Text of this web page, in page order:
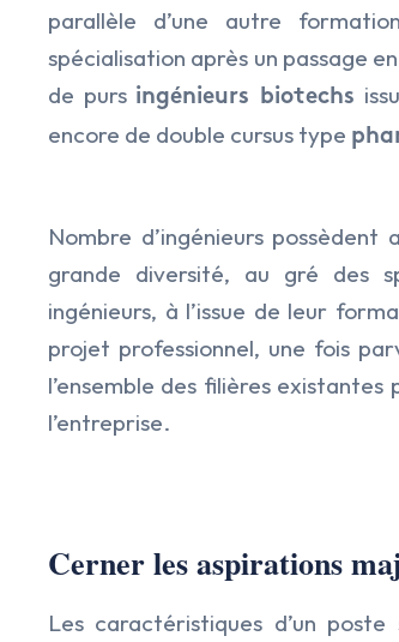
parallèle d’une autre
spécialisation après un passage
de purs ingénieurs biotechs
encore de double cursus type
Nombre d’ingénieurs
grande diversité, au gré des
ingénieurs, à l’issue de leur
projet professionnel, une fois
l’ensemble des filières
l’entreprise.
Cerner les aspirations
Les caractéristiques d’un poste